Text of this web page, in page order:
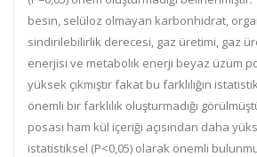
besin, selüloz olmayan karbonhidrat,
sindirilebilirlik derecesi, gaz üretimi, gaz
enerjisi ve metabolik enerji beyaz üzüm
yüksek çıkmıştır fakat bu farklılığın
önemli bir farklılık oluşturmadığı
posası ham kül içeriği açısından daha
istatistiksel (P<0,05) olarak önemli